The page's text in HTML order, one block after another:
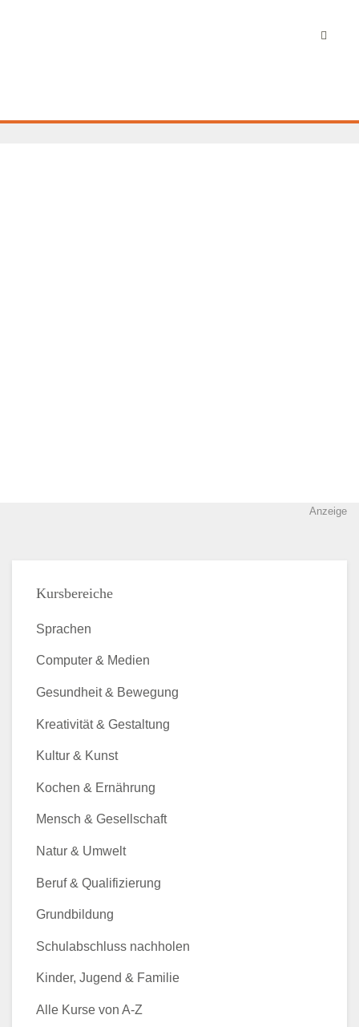
Anzeige
Kursbereiche
Sprachen
Computer & Medien
Gesundheit & Bewegung
Kreativität & Gestaltung
Kultur & Kunst
Kochen & Ernährung
Mensch & Gesellschaft
Natur & Umwelt
Beruf & Qualifizierung
Grundbildung
Schulabschluss nachholen
Kinder, Jugend & Familie
Alle Kurse von A-Z